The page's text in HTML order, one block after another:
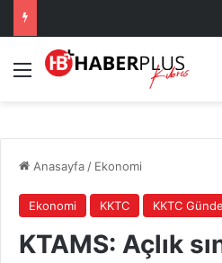
Menü
Anasayfa/ Ekonomi
Ekonomi KKTC KKTC
KTAMS: Açlık